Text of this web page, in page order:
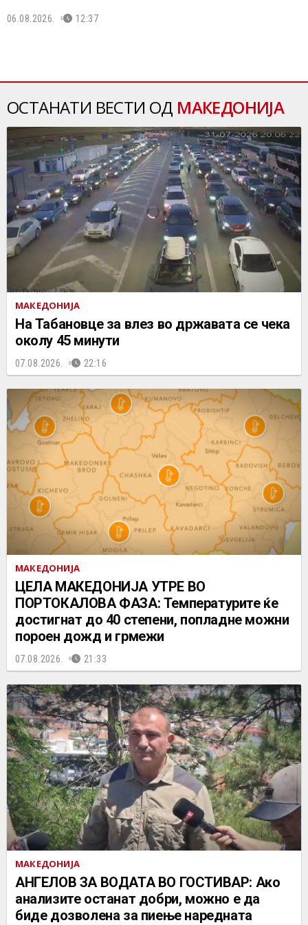
06.08.2026. 12:37
ОСТАНАТИ ВЕСТИ ОД МАКЕДОНИЈА
МАКЕДОНИЈА
На Табановце за влез во државата се чека
околу 45 минути
07.08.2026. 22:16
МАКЕДОНИЈА
ЦЕЛА МАКЕДОНИЈА УТРЕ ВО
ПОРТОКАЛОВА ФАЗА: Температурите ќе
достигнат до 40 степени, попладне можни
пороен дожд и грмежи
07.08.2026. 21:33
МАКЕДОНИЈА
АНГЕЛОВ ЗА ВОДАТА ВО ГОСТИВАР: Ако
анализите останат добри, можно е да
биде дозволена за пиење наредната